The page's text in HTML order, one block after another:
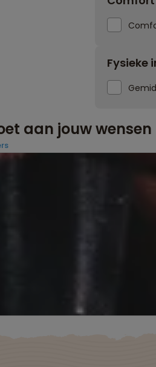
Fysieke
aan jouw wensen